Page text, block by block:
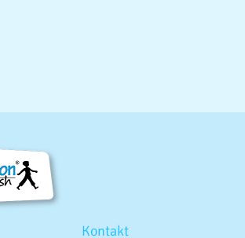
Kontakt